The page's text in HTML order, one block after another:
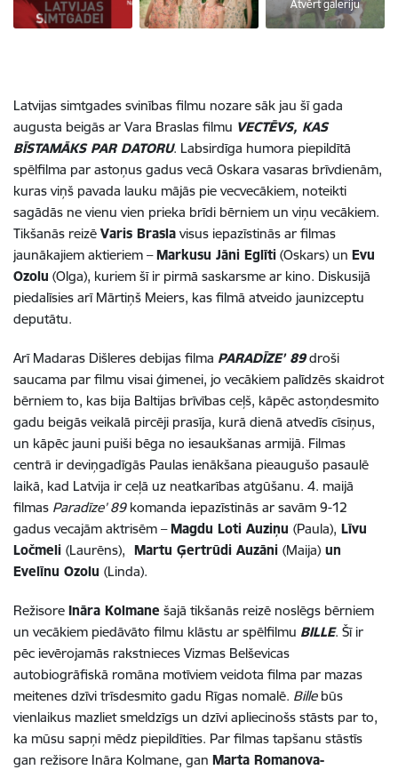
Atvērt galeriju
Latvijas simtgades svinības filmu nozare sāk jau šī gada
augusta beigās ar Vara Braslas filmu VECTĒVS, KAS
BĪSTAMĀKS PAR DATORU. Labsirdīga humora piepildītā
spēlfilma par astoņus gadus vecā Oskara vasaras brīvdienām,
kuras viņš pavada lauku mājās pie vecvecākiem, noteikti
sagādās ne vienu vien prieka brīdi bērniem un viņu vecākiem.
Tikšanās reizē Varis Brasla visus iepazīstinās ar filmas
jaunākajiem aktieriem –Markusu Jāni Eglīti (Oskars) un Evu
Ozolu (Olga), kuriem šī ir pirmā saskarsme ar kino. Diskusijā
piedalīsies arī Mārtiņš Meiers, kas filmā atveido jaunizceptu
deputātu.
Arī Madaras Dišleres debijas filma PARADĪZE’ 89droši
saucama par filmu visai ģimenei, jo vecākiem palīdzēs skaidrot
bērniem to, kas bija Baltijas brīvības ceļš, kāpēc astoņdesmito
gadu beigās veikalā pircēji prasīja, kurā dienā atvedīs cīsiņus,
un kāpēc jauni puiši bēga no iesaukšanas armijā. Filmas
centrā ir deviņgadīgās Paulas ienākšana pieaugušo pasaulē
laikā, kad Latvija ir ceļā uz neatkarības atgūšanu. 4. maijā
filmas Paradīze’ 89komanda iepazīstinās ar savām 9-12
gadus vecajām aktrisēm –Magdu Loti Auziņu (Paula), Līvu
Ločmeli (Laurēns), Martu Ģertrūdi Auzāni (Maija) un
Evelīnu Ozolu (Linda).
Režisore Ināra Kolmane šajā tikšanās reizē noslēgs bērniem
un vecākiem piedāvāto filmu klāstu ar spēlfilmu BILLE. Šī ir
pēc ievērojamās rakstnieces Vizmas Belševicas
autobiogrāfiskā romāna motīviem veidota filma par mazas
meitenes dzīvi trīsdesmito gadu Rīgas nomalē. Billebūs
vienlaikus mazliet smeldzīgs un dzīvi apliecinošs stāsts par to,
ka mūsu sapņi mēdz piepildīties. Par filmas tapšanu stāstīs
gan režisore Ināra Kolmane, gan Marta Romanova-